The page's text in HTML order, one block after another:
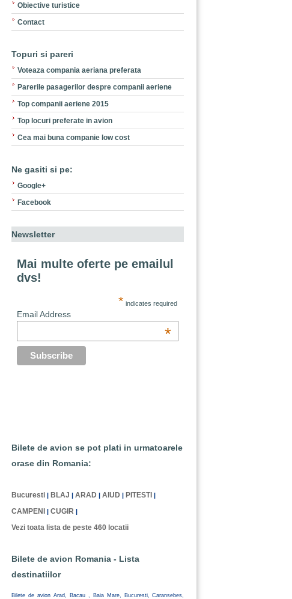
Obiective turistice
Contact
Topuri si pareri
Voteaza compania aeriana preferata
Parerile pasagerilor despre companii aeriene
Top companii aeriene 2015
Top locuri preferate in avion
Cea mai buna companie low cost
Ne gasiti si pe:
Google+
Facebook
Newsletter
Mai multe oferte pe emailul
dvs!
* indicates required
Email Address
*
Bilete de avion se pot plati in urmatoarele
orase din Romania:
Bucuresti | BLAJ |ARAD |AIUD | PITESTI |
CAMPENI |CUGIR |
Vezi toata lista de peste 460 locatii
Bilete de avion Romania - Lista
destinatiilor
Bilete de avion Arad, Bacau , Baia Mare, Bucuresti, Caransebes,